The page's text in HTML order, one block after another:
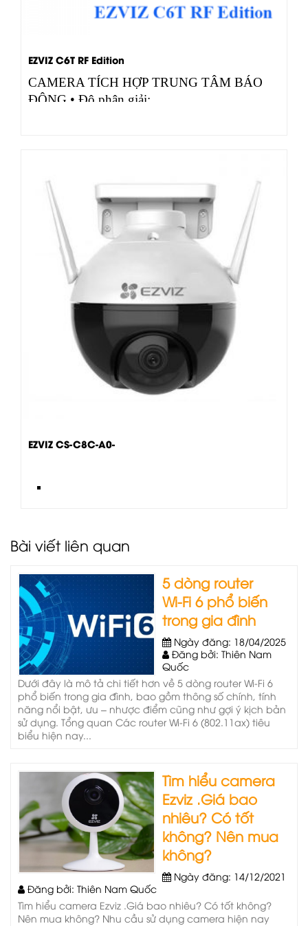
EZVIZ C6T RF Edition
CAMERA TÍCH HỢP TRUNG TÂM BÁO
ĐỘNG • Độ phân giải:…
EZVIZ CS-C8C-A0-
Bài viết liên quan
5 dòng router
Wi‑Fi 6 phổ biến
trong gia đình
Ngày đăng: 18/04/2025
Đăng bởi: Thiên Nam
Quốc
Dưới đây là mô tả chi tiết hơn về 5 dòng router Wi‑Fi 6
phổ biến trong gia đình, bao gồm thông số chính, tính
năng nổi bật, ưu – nhược điểm cũng như gợi ý kịch bản
sử dụng. Tổng quan Các router Wi‑Fi 6 (802.11ax) tiêu
biểu hiện nay...
Tìm hiểu camera
Ezviz .Giá bao
nhiêu? Có tốt
không? Nên mua
không?
Ngày đăng: 14/12/2021
Đăng bởi: Thiên Nam Quốc
Tìm hiểu camera Ezviz .Giá bao nhiêu? Có tốt không?
Nên mua không? Nhu cầu sử dụng camera hiện nay